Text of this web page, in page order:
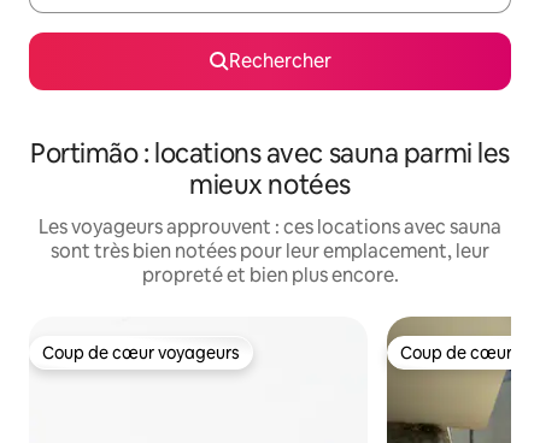
Rechercher
Portimão : locations avec sauna parmi les
mieux notées
Les voyageurs approuvent : ces locations avec sauna
sont très bien notées pour leur emplacement, leur
propreté et bien plus encore.
Coup de cœur voyageurs
Coup de cœur voyageurs Coup de cœur
Coup de cœur